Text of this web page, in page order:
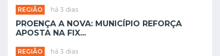
REGIÃO há 3 dias
PROENÇA A NOVA: MUNICÍPIO REFORÇA
APOSTA NA FIX...
REGIÃO há 3 dias